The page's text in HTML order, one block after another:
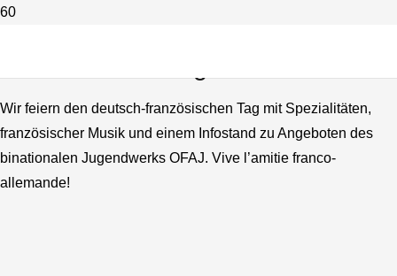
Wir feiern den deutsch-französischen Tag mit Spezialitäten,
französischer Musik und einem Infostand zu Angeboten des
binationalen Jugendwerks OFAJ. Vive l’amitie franco-
allemande!